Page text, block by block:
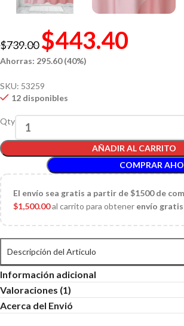
$739.00 $443.40
Ahorras: 295.60 (40%)
SKU: 53259
12 disponibles
Qty
AÑADIR AL CARRITO
COMPRAR
El envío sea gratis a partir de $1500 de
$1,500.00al carrito para obtener envío gratis
Descripción del Articulo
Información adicional
Valoraciones (1)
Acerca del Envió